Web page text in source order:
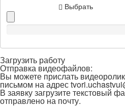
Выбрать
Загрузить работу
Отправка видеофайлов:
Вы можете прислать
письмом на адрес
В заявку загрузите текстовый
отправлено на почту.